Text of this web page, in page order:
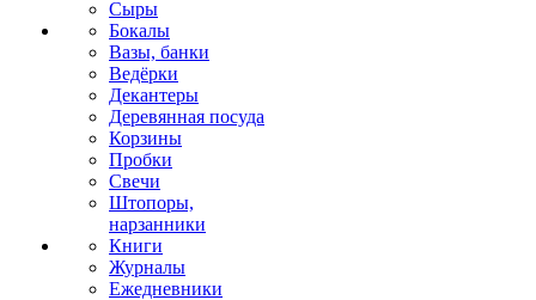
Сыры
Бокалы
Вазы, банки
Ведёрки
Декантеры
Деревянная посуда
Корзины
Пробки
Свечи
Штопоры,
нарзанники
Книги
Журналы
Ежедневники